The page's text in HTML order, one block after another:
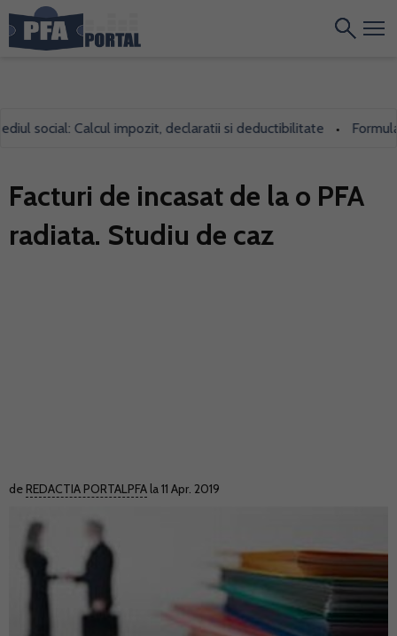
social: Calcul impozit, declaratii si deductibilitate •
Facturi de incasat de la o PFA
radiata. Studiu de caz
de REDACTIA PORTALPFA la 11 Apr. 2019